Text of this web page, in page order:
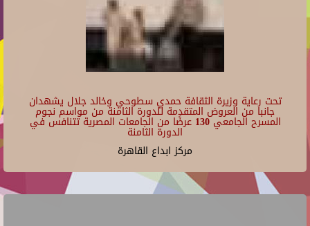
تحت رعاية وزيرة الثقافة حمدي سطوحي وخالد جلال يشهدان
جانبا من العروض المتقدمة للدورة الثامنة من مواسم نجوم
المسرح الجامعي 130 عرضًا من الجامعات المصرية تتنافس في
الدورة الثامنة
مركز ابداع القاهرة